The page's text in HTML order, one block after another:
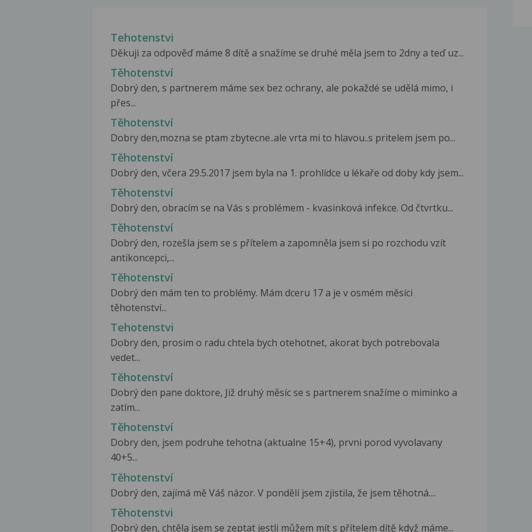
Tehotenstvi
Děkuji za odpověď máme 8 dítě a snažíme se druhé měla jsem to 2dny a teď uz...
Těhotenství
Dobrý den, s partnerem máme sex bez ochrany, ale pokaždé se udělá mimo, i
přes...
Těhotenství
Dobry den,mozna se ptam zbytecne..ale vrta mi to hlavou..s pritelem jsem po...
Těhotenství
Dobrý den, včera 29.5.2017 jsem byla na 1. prohlídce u lékaře od doby kdy jsem...
Těhotenství
Dobrý den, obracím se na Vás s problémem - kvasinková infekce. Od čtvrtku...
Těhotenství
Dobrý den, rozešla jsem se s přítelem a zapomněla jsem si po rozchodu vzít
antikoncepci,...
Těhotenství
Dobrý den mám ten to problémy. Mám dceru 17 a je v osmém měsíci
těhotenství...
Tehotenstvi
Dobry den, prosim o radu chtela bych otehotnet, akorat bych potrebovala
vedet...
Těhotenství
Dobrý den pane doktore, Již druhý měsíc se s partnerem snažíme o miminko a
zatím...
Těhotenství
Dobry den, jsem podruhe tehotna (aktualne 15+4), prvni porod vyvolavany
40+5...
Těhotenství
Dobrý den, zajímá mě Váš názor. V pondělí jsem zjistila, že jsem těhotná....
Těhotenstvi
Dobrý den, chtěla jsem se zeptat jestli můžem mít s přítelem dítě když máme...